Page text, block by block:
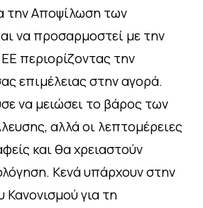
την Αποψίλωση των
να προσαρμοστεί με την
περιορίζοντας την
επιμέλειας στην αγορά.
να μειώσει το βάρος των
αλλά οι λεπτομέρειες
και θα χρειαστούν
Κενά υπάρχουν στην
για τη